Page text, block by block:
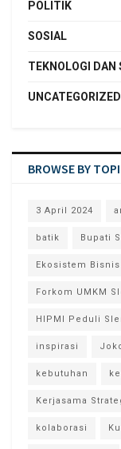
POLITIK
SOSIAL
TEKNOLOGI DAN
UNCATEGORIZED
BROWSE BY
3 April 2024
batik Bupati
Ekosistem Bisnis
Forkom UMKM
HIPMI Peduli
inspirasi
kebutuhan
Kerjasama
kolaborasi